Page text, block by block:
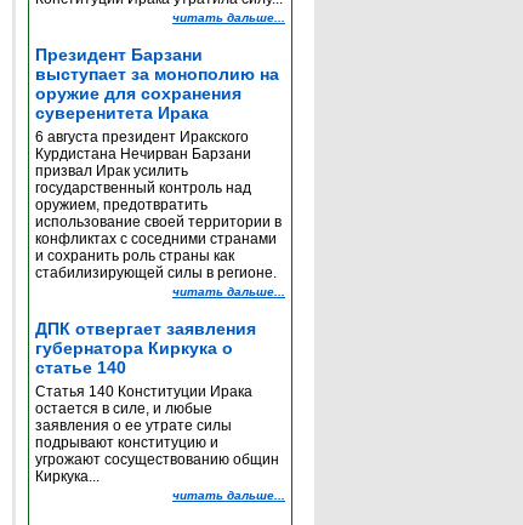
читать дальше...
Президент Барзани
выступает за монополию на
оружие для сохранения
суверенитета Ирака
6 августа президент Иракского
Курдистана Нечирван Барзани
призвал Ирак усилить
государственный контроль над
оружием, предотвратить
использование своей территории в
конфликтах с соседними странами
и сохранить роль страны как
стабилизирующей силы в регионе.
читать дальше...
ДПК отвергает заявления
губернатора Киркука о
статье 140
Статья 140 Конституции Ирака
остается в силе, и любые
заявления о ее утрате силы
подрывают конституцию и
угрожают сосуществованию общин
Киркука...
читать дальше...